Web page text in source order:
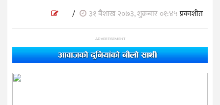
/ ३१ बैशाख २०७३, शुक्रबार ०१:४५प्रकाशीत
ADVERTISEMENT